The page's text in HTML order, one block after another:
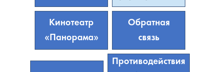
Кинотеатр
«Панорама»
Обратная
связь
Противодействия